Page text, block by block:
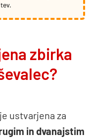
zbirka
ustvarjena za
in dvanajstim